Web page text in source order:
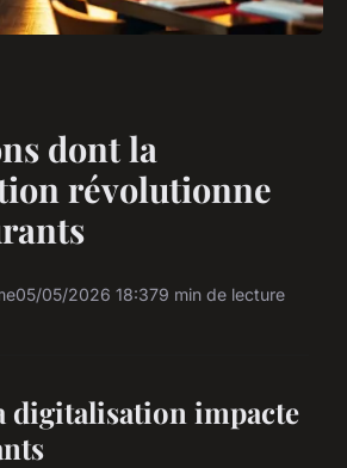
dont la
révolutionne
05/05/2026 18:379 min de lecture
digitalisation impacte